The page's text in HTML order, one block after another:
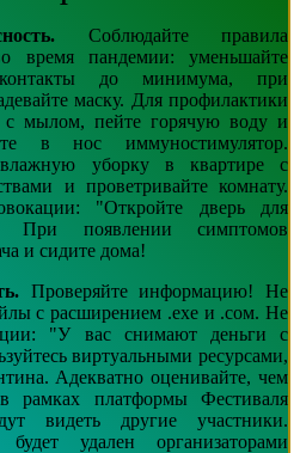
Соблюдайте правила
время пандемии: уменьшайте
до минимума, при
маску. Для профилактики
мылом, пейте горячую воду и
в нос иммуностимулятор.
уборку в квартире с
и проветривайте комнату.
"Откройте дверь для
При появлении симптомов
и сидите дома!
Проверяйте информацию! Не
с расширением .ехе и .сом. Не
"У вас снимают деньги с
виртуальными ресурсами,
Адекватно оценивайте, чем
рамках платформы Фестиваля
видеть другие участники.
удален организаторами